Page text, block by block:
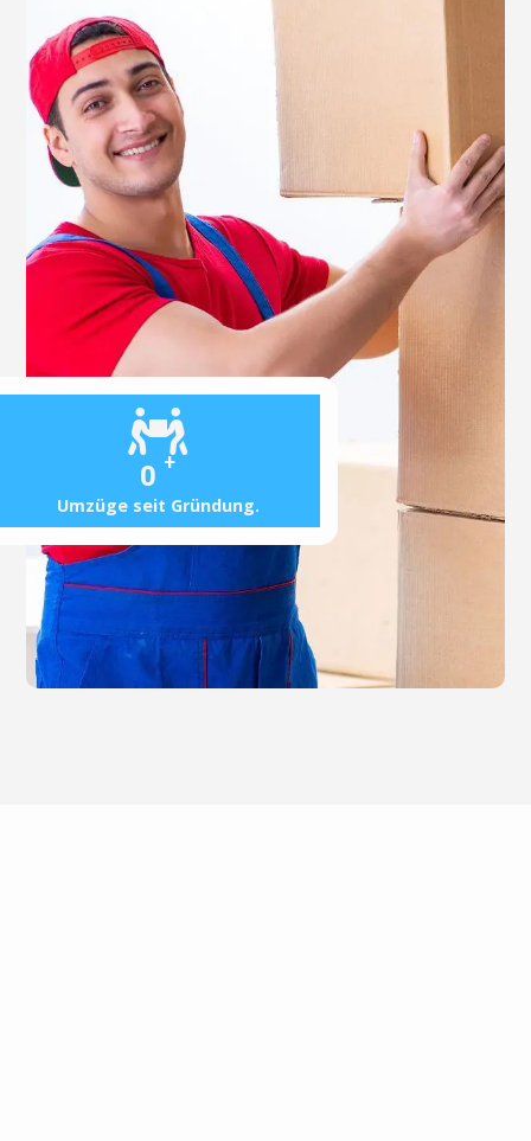
0 +
Umzüge seit Gründung.